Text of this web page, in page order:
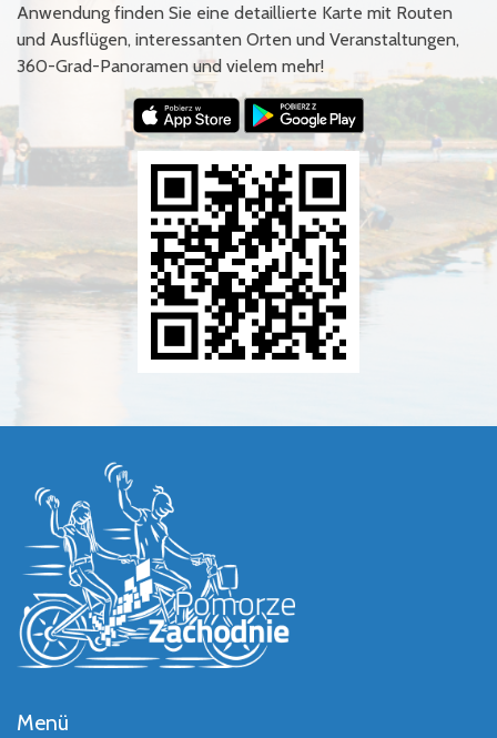
Anwendung finden Sie eine detaillierte Karte mit Routen
und Ausflügen, interessanten Orten und Veranstaltungen,
360-Grad-Panoramen und vielem mehr!
Menü